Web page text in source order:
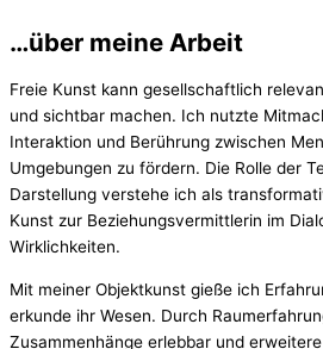
…über meine Arbeit
Freie Kunst kann gesellschaftlich
und sichtbar machen. Ich nutzte
Interaktion und Berührung zwischen
Umgebungen zu fördern. Die Rolle der
Darstellung verstehe ich als
Kunst zur Beziehungsvermittlerin im
Wirklichkeiten.
Mit meiner Objektkunst gieße ich
erkunde ihr Wesen. Durch
Zusammenhänge erlebbar und